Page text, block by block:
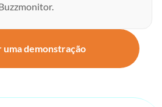
uma demonstração